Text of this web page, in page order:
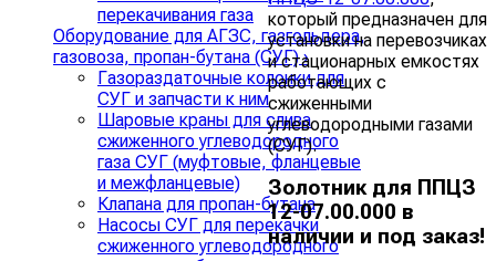
перекачивания газа
Оборудование для АГЗС, газгольдера,
газовоза, пропан-бутана (СУГ)›
Газораздаточные колонки для
СУГ и запчасти к ним
Шаровые краны для слива
сжиженного углеводородного
газа СУГ (муфтовые, фланцевые
и межфланцевые)
Клапана для пропан-бутана
Насосы СУГ для перекачки
сжиженного углеводородного
который предназначен для
установки на перевозчиках
и стационарных емкостях
работающих с
сжиженными
углеводородными газами
(СУГ).
Золотник для ППЦЗ
12-07.00.000 в
наличии и под заказ!